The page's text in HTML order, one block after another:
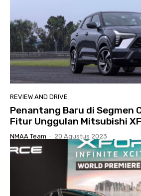
REVIEW AND DRIVE
Penantang Baru di Segmen
Fitur Unggulan Mitsubishi
NMAA Team - 20 Agustus 2023